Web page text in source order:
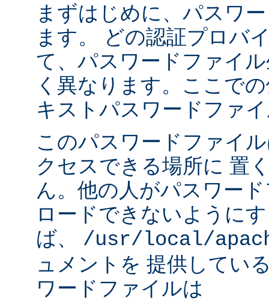
まずはじめに、パスワ
ます。 どの認証プロバ
て、パスワードファイ
く異なります。ここで
キストパスワードファ
このパスワードファイ
クセスできる場所に 置
ん。他の人がパスワー
ロードできないように
ば、 /usr/local/
ュメントを 提供してい
ワードファイルは